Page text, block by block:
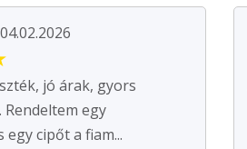
jó árak, gyors
Rendeltem egy
cipőt a fiam...